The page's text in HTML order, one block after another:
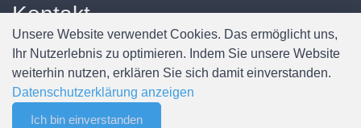
Kontakt
Spälti AG
Chefiholzstrasse 15
8637 Laupen
Unsere Website verwendet Cookies. Das ermöglicht uns,
Ihr Nutzerlebnis zu optimieren. Indem Sie unsere Website
weiterhin nutzen, erklären Sie sich damit einverstanden.
Datenschutzerklärung anzeigen
Ich bin einverstanden